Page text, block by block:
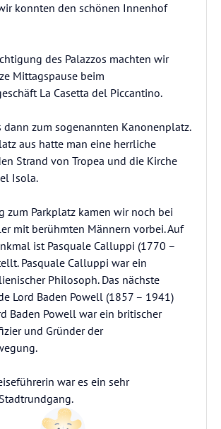
konnten den schönen Innenhof
des Palazzos machten wir
Mittagspause beim
La Casetta del Piccantino.
dann zum sogenannten Kanonenplatz.
aus hatte man eine herrliche
Strand von Tropea und die Kirche
Isola.
zum Parkplatz kamen wir noch bei
mit berühmten Männern vorbei. Auf
ist Pasquale Calluppi (1770 –
Pasquale Calluppi war ein
Philosoph. Das nächste
Lord Baden Powell (1857 – 1941)
Baden Powell war ein britischer
und Gründer der
war es ein sehr